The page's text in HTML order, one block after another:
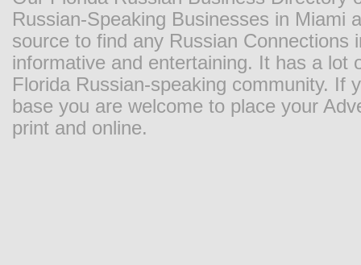
Russian-Speaking Businesses in Miami
source to find any Russian
informative and entertaining. It has a
Florida Russian-speaking community. If
base you are welcome to place your
print and online.